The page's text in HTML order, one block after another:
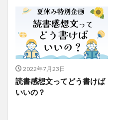
2022年7月23日
読書感想文ってどう書けば
いいの？